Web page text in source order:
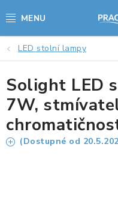
na
AKCE - SLEVY -
STOLY A ŽIDLE
VÝŠKOVĚ
KANCELÁŘSKÉ PSACÍ
LED stolní lampy
Solight LED
7W,
(Dostupné od